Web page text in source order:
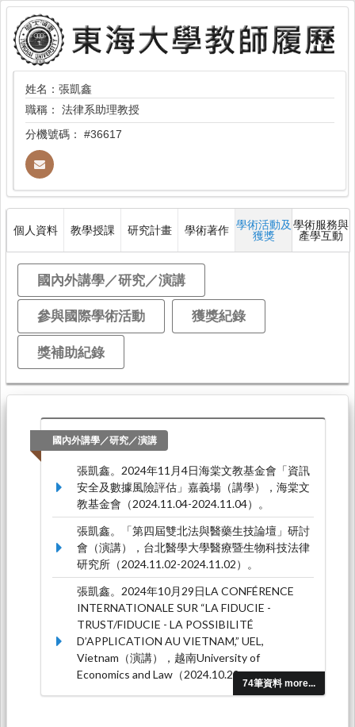
姓名：張凱鑫
職稱： 法律系助理教授
分機號碼： #36617
個人資料 教學授課 研究計畫 學術著作 學術活動及
獲獎
學術服務與
產學互動
國內外講學／研究／演講
參與國際學術活動 獲獎紀錄
獎補助紀錄
國內外講學／研究／演講
74筆資料 more...
張凱鑫。2024年11月4日海棠文教基金會「資訊
安全及數據風險評估」嘉義場（講學），海棠文
教基金會（2024.11.04-2024.11.04）。
張凱鑫。「第四屆雙北法與醫藥生技論壇」研討
會（演講），台北醫學大學醫療暨生物科技法律
研究所（2024.11.02-2024.11.02）。
張凱鑫。2024年10月29日LA CONFÉRENCE
INTERNATIONALE SUR “LA FIDUCIE -
TRUST/FIDUCIE - LA POSSIBILITÉ
D’APPLICATION AU VIETNAM,” UEL,
Vietnam（演講），越南University of
Economics and Law（2024.10.29-